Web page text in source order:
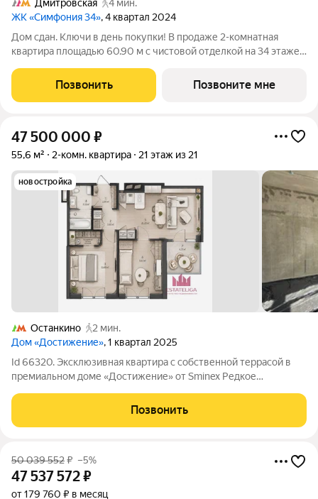
Дмитровская
4 мин.
ЖК «Симфония 34», 4 квартал 2024
Дом сдан. Ключи в день покупки! В продаже 2-комнатная
квартира площадью 60.90 м с чистовой отделкой на 34 этаже
концептуально новый жилой комплекс премиум-класса с
подземной парковкой, состоит из
Позвонить Позвоните мне
47 500 000 ₽
55,6 м² 2-комн. квартира 21 этаж из 21
новостройка
Останкино
2 мин.
Дом «Достижение», 1 квартал 2025
Id 66320. Эксклюзивная квартира с собственной террасой в
премиальном доме «Достижение» от Sminex Редкое
собственной террасой 5 м, выходящей в тихий
благоустроенный внутренний двор. Это уютное
Позвонить
50 039 552₽ –5%
47 537 572₽
от 179 760 ₽ в месяц